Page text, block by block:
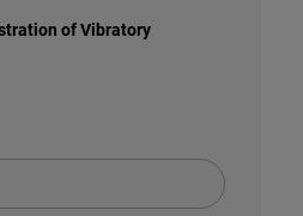
of Vibratory